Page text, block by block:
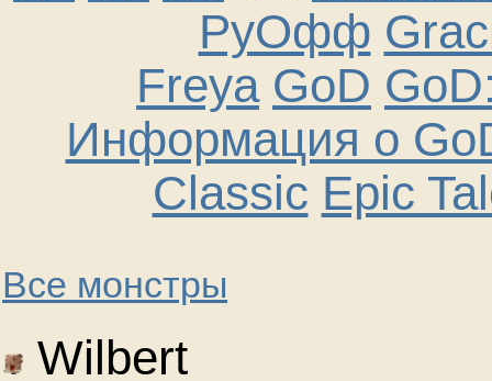
РуОфф
Freya GoD
Информация о
Classic Epic
Все монстры
Wilbert